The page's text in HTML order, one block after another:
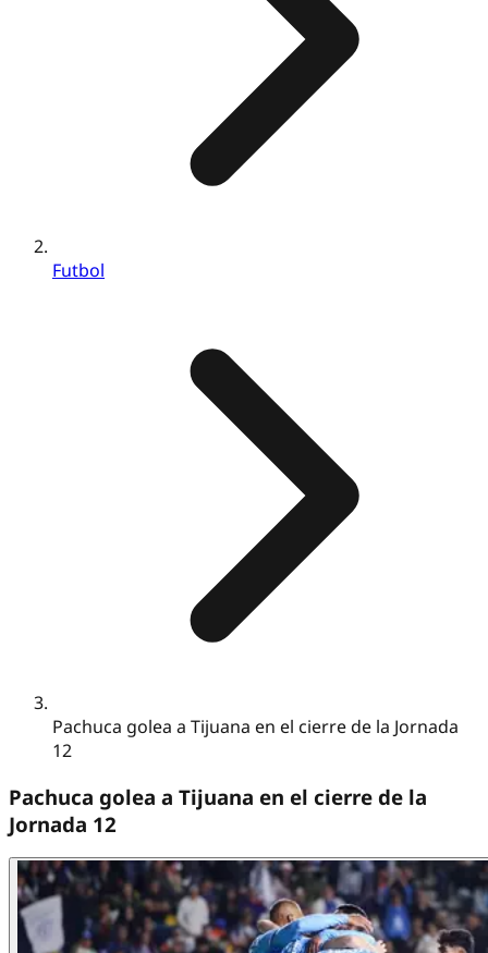
Futbol
Pachuca golea a Tijuana en el cierre de la Jornada
12
Pachuca golea a Tijuana en el cierre de la
Jornada 12